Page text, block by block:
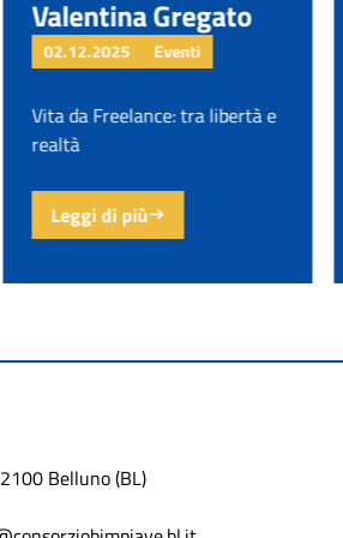
Valentina Gregato
02.12.2025 Eventi
Vita da Freelance: tra libertà e
realtà
Leggi di più
Belluno (BL)